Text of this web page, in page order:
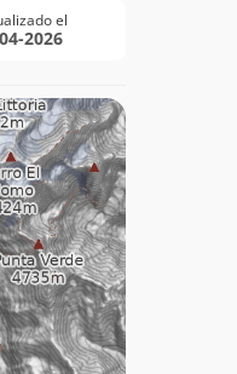
el
2026